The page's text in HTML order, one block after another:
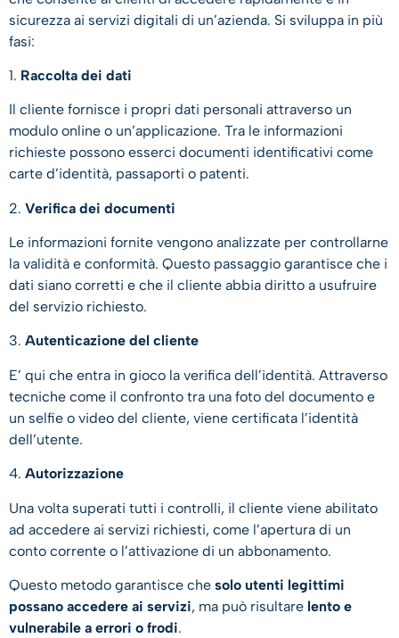
sicurezza ai servizi digitali di un’azienda. Si sviluppa in più
fasi:
1. Raccolta dei dati
Il cliente fornisce i propri dati personali attraverso un
modulo online o un’applicazione. Tra le informazioni
richieste possono esserci documenti identificativi come
carte d’identità, passaporti o patenti.
2. Verifica dei documenti
Le informazioni fornite vengono analizzate per controllarne
la validità e conformità. Questo passaggio garantisce che i
dati siano corretti e che il cliente abbia diritto a usufruire
del servizio richiesto.
3. Autenticazione del cliente
E’ qui che entra in gioco la verifica dell’identità. Attraverso
tecniche come il confronto tra una foto del documento e
un selfie o video del cliente, viene certificata l’identità
dell’utente.
4. Autorizzazione
Una volta superati tutti i controlli, il cliente viene abilitato
ad accedere ai servizi richiesti, come l’apertura di un
conto corrente o l’attivazione di un abbonamento.
Questo metodo garantisce che solo utenti legittimi
possano accedere ai servizi, ma può risultare lento e
vulnerabile a errori o frodi.